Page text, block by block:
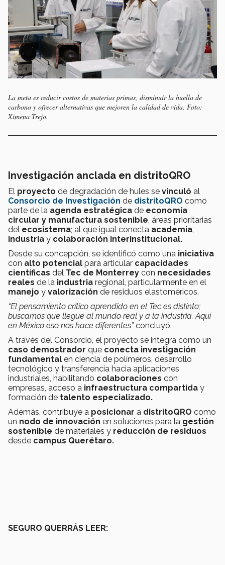
La meta es reducir costos de materias primas, disminuir la huella de
carbono y ofrecer alternativas que mejoren la calidad de vida. Foto:
Ximena Trejo.
Investigación anclada en distritoQRO
El proyecto de degradación de hules se vinculó al
Consorcio de Investigación de distritoQRO como
parte de la agenda estratégica de economía
circular y manufactura sostenible, áreas prioritarias
del ecosistema; al que igual conecta academia,
industria y colaboración interinstitucional.
Desde su concepción, se identificó como una iniciativa
con alto potencial para articular capacidades
científicas del Tec de Monterrey con necesidades
reales de la industria regional, particularmente en el
manejo y valorización de residuos elastoméricos.
“El pensamiento crítico aprendido en el Tec es distinto;
buscamos que llegue al mundo real y a la industria. Aquí
en México eso nos hace diferentes”concluyó.
A través del Consorcio, el proyecto se integra como un
caso demostrador que conecta investigación
fundamental en ciencia de polímeros, desarrollo
tecnológico y transferencia hacia aplicaciones
industriales, habilitando colaboraciones con
empresas, acceso a infraestructura compartida y
formación de talento especializado.
Además, contribuye a posicionar a distritoQRO como
un nodo de innovación en soluciones para la gestión
sostenible de materiales y reducción de residuos
desde campus Querétaro.
SEGURO QUERRÁS LEER: